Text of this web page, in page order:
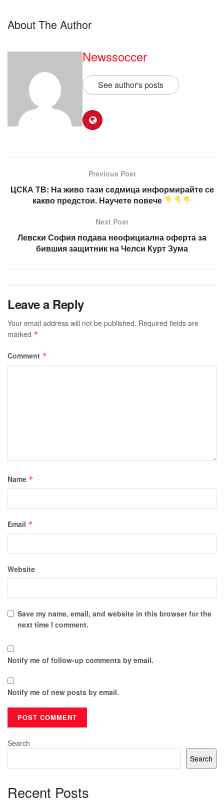
About The Author
Newssoccer
See author's posts
Previous Post
ЦСКА ТВ: На живо тази седмица информирайте се
какво предстои. Научете повече
Next Post
Левски София подава неофициална оферта за
бившия защитник на Челси Курт Зума
Leave a Reply
Your email address will not be published. Required fields are
marked *
Comment *
Name *
Email *
Website
Save my name, email, and website in this browser for the
next time I comment.
Notify me of follow-up comments by email.
Notify me of new posts by email.
Search
Search
Recent Posts